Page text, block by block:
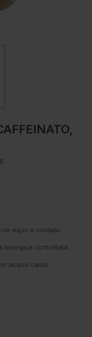
)
equo e solidale.
biologica controllata.
acqua calda.